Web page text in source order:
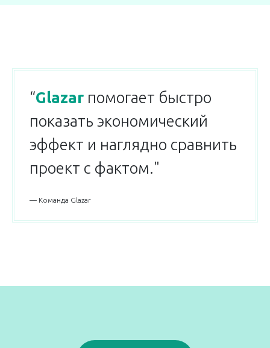
“Glazar помогает быстро
показать экономический
эффект и наглядно сравнить
проект с фактом."
— Команда Glazar